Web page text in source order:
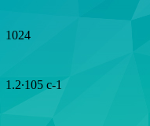
1024
1.2·105 с-1